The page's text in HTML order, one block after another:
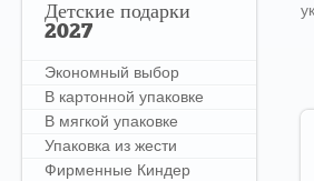
Детские подарки
2027
Экономный выбор
В картонной упаковке
В мягкой упаковке
Упаковка из жести
Фирменные Киндер